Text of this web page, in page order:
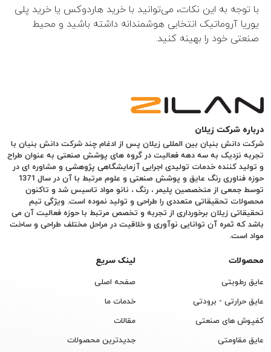
با توجه به این نکات، می‌توانید با خرید هاردوکس یا خرید پلی
یوریا آروماتیک انتخابی هوشمندانه داشته باشید و محیط
صنعتی خود را بهینه کنید.
درباره شرکت زیلان
شرکت دانش بنیان بین المللی زیلان پس از ادغام چند شرکت دانش بنیان با
تجربه نزدیک به سه دهه فعالیت در گروه های پوشش صنعتی به عنوان طراح
و تولید کننده خدمات تولیدی اجرایی آزمایشگاهی پژوهشی و مشاوره ای در
حوزه فناوری رنگ عایق و پوشش صنعتی و علوم مرتبط با آن در سال 1371
توسط جمعی از متخصصین پلیمر ، رنگ ، نانو مواد تاسیس شد و تاکنون
محصولات تحقیقاتی متعددی را طراحی و تولید نموده است. ویژگی تیم
تحقیقاتی زیلان برخورداری از تجربه و تخصص مرتبط با حوزه فعالیت آن می
باشد که ثمره آن توانایی نوآوری و خلاقیت در مراحل مختلف طراحی و ساخت
مواد است.
محصولات
عایق رطوبتی
عایق حرارتی - برودتی
کفپوش های صنعتی
عایق مقاومتی
لینک سریع
صفحه اصلی
خدمات ما
مقالات
جدیدترین محصولات